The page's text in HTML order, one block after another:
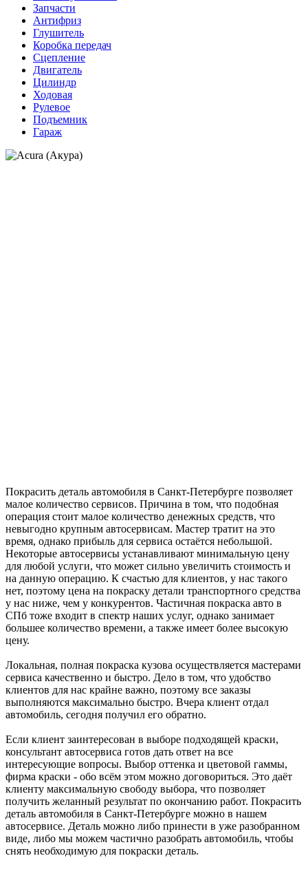
Запчасти
Антифриз
Глушитель
Коробка передач
Сцепление
Двигатель
Цилиндр
Ходовая
Рулевое
Подъемник
Гараж
Покрасить деталь автомобиля в Санкт-Петербурге позволяет
малое количество сервисов. Причина в том, что подобная
операция стоит малое количество денежных средств, что
невыгодно крупным автосервисам. Мастер тратит на это
время, однако прибыль для сервиса остаётся небольшой.
Некоторые автосервисы устанавливают минимальную цену
для любой услуги, что может сильно увеличить стоимость и
на данную операцию. К счастью для клиентов, у нас такого
нет, поэтому цена на покраску детали транспортного средства
у нас ниже, чем у конкурентов. Частичная покраска авто в
СПб тоже входит в спектр наших услуг, однако занимает
большее количество времени, а также имеет более высокую
цену.
Локальная, полная покраска кузова осуществляется мастерами
сервиса качественно и быстро. Дело в том, что удобство
клиентов для нас крайне важно, поэтому все заказы
выполняются максимально быстро. Вчера клиент отдал
автомобиль, сегодня получил его обратно.
Если клиент заинтересован в выборе подходящей краски,
консультант автосервиса готов дать ответ на все
интересующие вопросы. Выбор оттенка и цветовой гаммы,
фирма краски - обо всём этом можно договориться. Это даёт
клиенту максимальную свободу выбора, что позволяет
получить желанный результат по окончанию работ. Покрасить
деталь автомобиля в Санкт-Петербурге можно в нашем
автосервисе. Деталь можно либо принести в уже разобранном
виде, либо мы можем частично разобрать автомобиль, чтобы
снять необходимую для покраски деталь.